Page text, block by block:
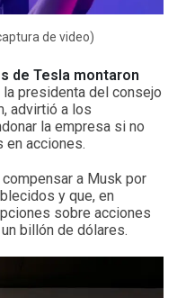
de video)
de Tesla montaron
la presidenta del consejo
advirtió a los
la empresa si no
en acciones.
a Musk por
y que, en
sobre acciones
billón de dólares.